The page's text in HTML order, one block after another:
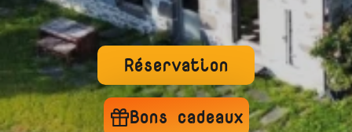
Réservation
Bons cadeaux